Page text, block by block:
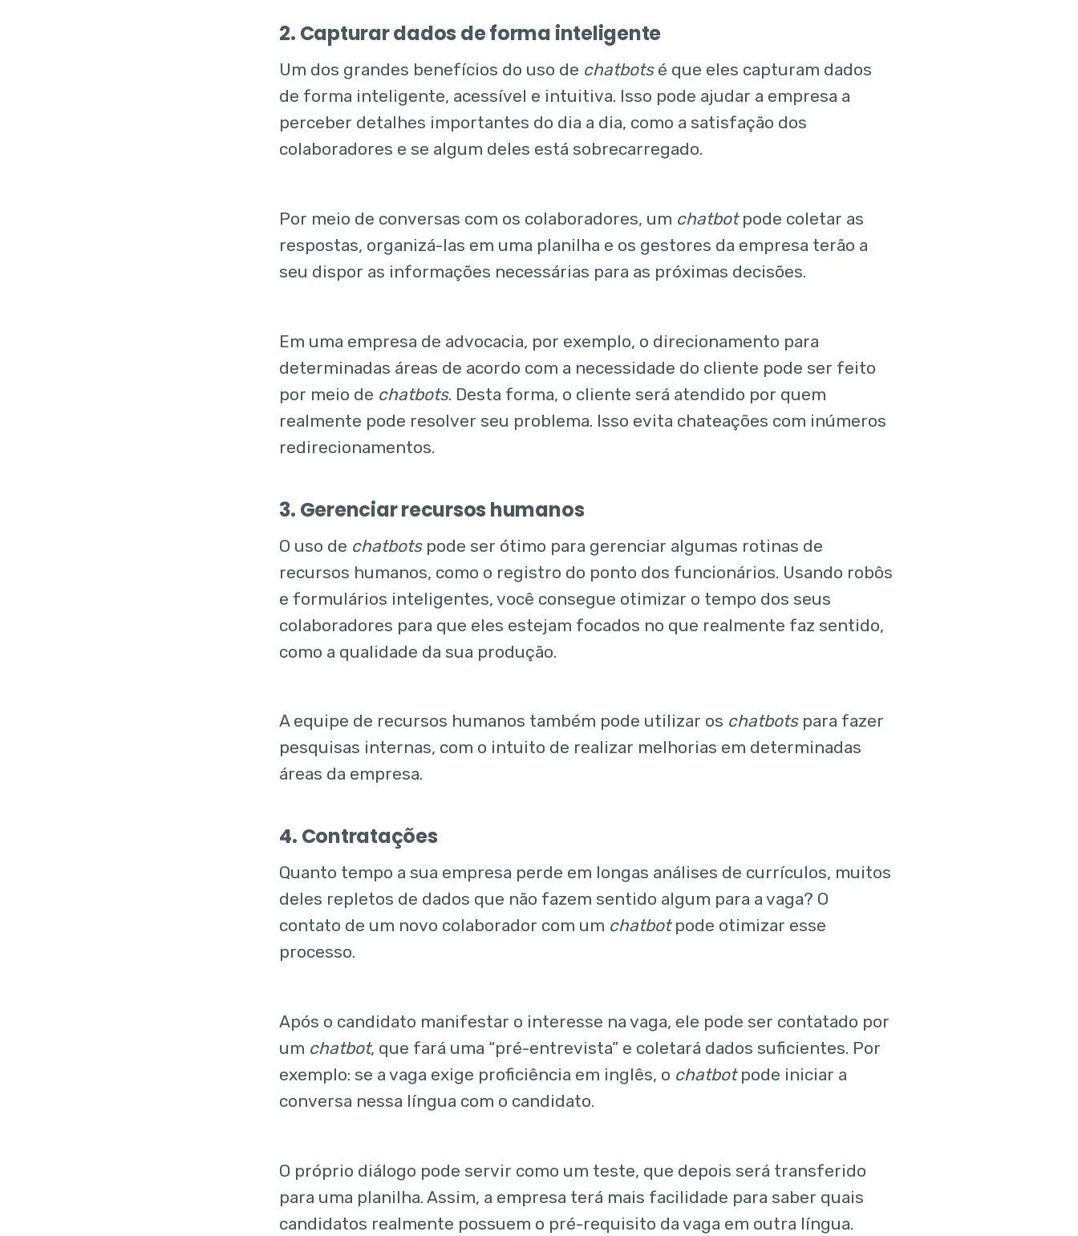
2. Capturar dados de forma inteligente
Um dos grandes benefícios do uso de chatbotsé que eles capturam dados
de forma inteligente, acessível e intuitiva. Isso pode ajudar a empresa a
perceber detalhes importantes do dia a dia, como a satisfação dos
colaboradores e se algum deles está sobrecarregado.
Por meio de conversas com os colaboradores, um chatbotpode coletar as
respostas, organizá-las em uma planilha e os gestores da empresa terão a
seu dispor as informações necessárias para as próximas decisões.
Em uma empresa de advocacia, por exemplo, o direcionamento para
determinadas áreas de acordo com a necessidade do cliente pode ser feito
por meio de chatbots. Desta forma, o cliente será atendido por quem
realmente pode resolver seu problema. Isso evita chateações com inúmeros
redirecionamentos.
3. Gerenciar recursos humanos
O uso de chatbotspode ser ótimo para gerenciar algumas rotinas de
recursos humanos, como o registro do ponto dos funcionários. Usando robôs
e formulários inteligentes, você consegue otimizar o tempo dos seus
colaboradores para que eles estejam focados no que realmente faz sentido,
como a qualidade da sua produção.
A equipe de recursos humanos também pode utilizar os chatbotspara fazer
pesquisas internas, com o intuito de realizar melhorias em determinadas
áreas da empresa.
4. Contratações
Quanto tempo a sua empresa perde em longas análises de currículos, muitos
deles repletos de dados que não fazem sentido algum para a vaga? O
contato de um novo colaborador com um chatbotpode otimizar esse
processo.
Após o candidato manifestar o interesse na vaga, ele pode ser contatado por
um chatbot, que fará uma “pré-entrevista” e coletará dados suficientes. Por
exemplo: se a vaga exige proficiência em inglês, o chatbotpode iniciar a
conversa nessa língua com o candidato.
O próprio diálogo pode servir como um teste, que depois será transferido
para uma planilha. Assim, a empresa terá mais facilidade para saber quais
candidatos realmente possuem o pré-requisito da vaga em outra língua.